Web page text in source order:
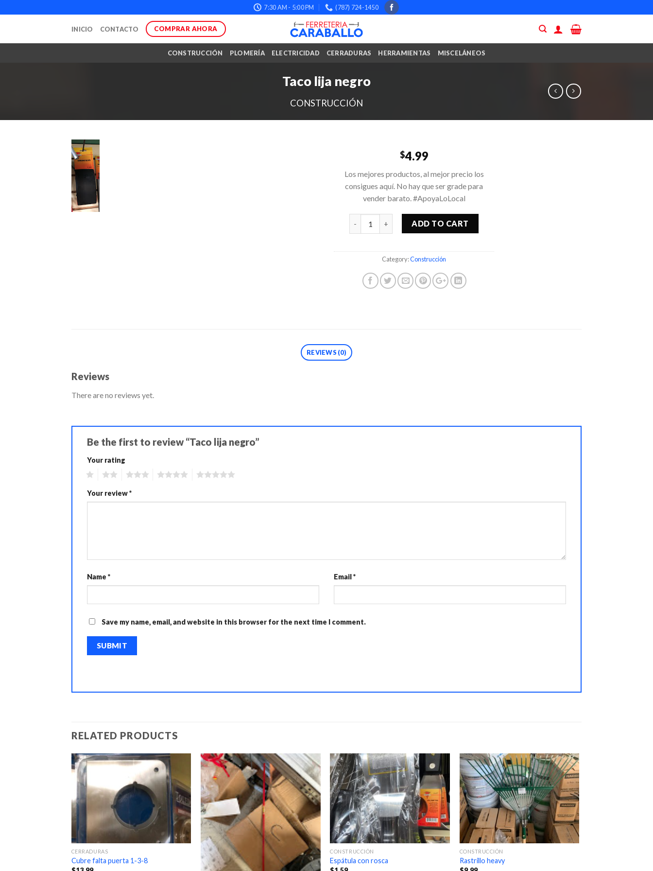
to
7:30 AM - 5:00 PM (787) 724-1450
INICIO CONTACTO COMPRAR AHORA
CONSTRUCCIÓN PLOMERÍA ELECTRICIDAD CERRADURAS HERRAMIENTAS MISCELÁNEOS
Taco lija negro
CONSTRUCCIÓN
$4.99
Los mejores productos, al mejor precio los
consigues aquí. No hay que ser grade para
vender barato. #ApoyaLoLocal
ADD TO CART
Category:Construcción
REVIEWS (0)
Reviews
There are no reviews yet.
Be the first to review “Taco lija negro”
Your rating
Your review*
Name * Email*
Save my name, email, and website in this browser for the next time I comment.
RELATED PRODUCTS
CERRADURAS
Cubre falta puerta 1-3-8
CONSTRUCCIÓN
Espátula con rosca
CONSTRUCCIÓN
Rastrillo heavy